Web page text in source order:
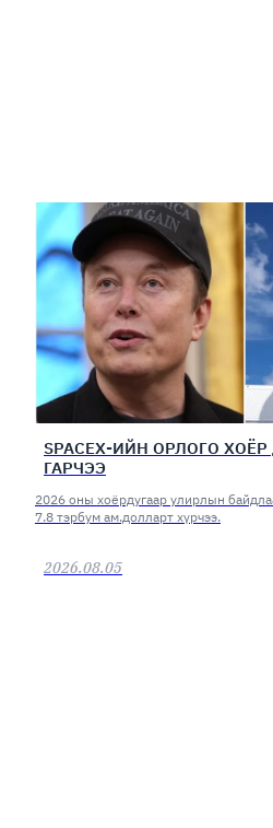
SPACEX-ИЙН ОРЛОГО
ГАРЧЭЭ
2026 оны хоёрдугаар улирлын
7.8 тэрбум ам.долларт хүрчээ.
2026.08.05